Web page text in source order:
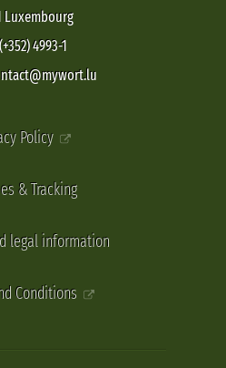
Luxembourg
4993-1
Policy
& Tracking
legal information
Conditions